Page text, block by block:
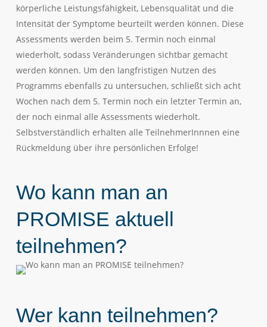
körperliche Leistungsfähigkeit, Lebensqualität und die
Intensität der Symptome beurteilt werden können. Diese
Assessments werden beim 5. Termin noch einmal
wiederholt, sodass Veränderungen sichtbar gemacht
werden können. Um den langfristigen Nutzen des
Programms ebenfalls zu untersuchen, schließt sich acht
Wochen nach dem 5. Termin noch ein letzter Termin an,
der noch einmal alle Assessments wiederholt.
Selbstverständlich erhalten alle TeilnehmerInnnen eine
Rückmeldung über ihre persönlichen Erfolge!
Wo kann man an
PROMISE aktuell
teilnehmen?
Wer kann teilnehmen?